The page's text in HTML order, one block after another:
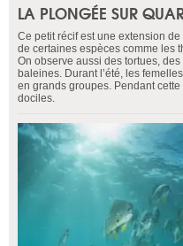
LA PLONGÉE SUR
Ce petit récif est une extension
de certaines espèces comme les
On observe aussi des tortues,
baleines. Durant l’été, les
en grands groupes. Pendant
dociles.